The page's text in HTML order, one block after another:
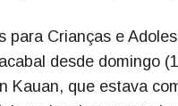
para Crianças e
desde domingo
Kauan, que estava